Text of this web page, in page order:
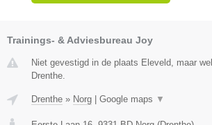
Trainings- & Adviesbureau Joy
Niet gevestigd in de plaats Eleveld, maar
Drenthe.
Drenthe » Norg Google maps ▼